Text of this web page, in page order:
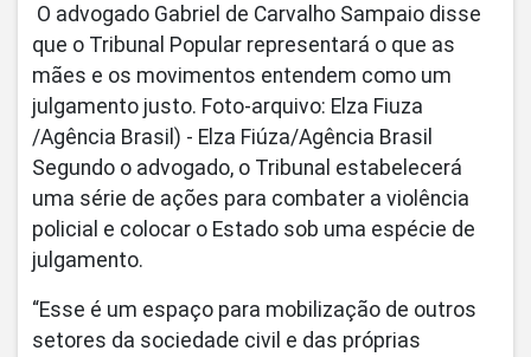
O advogado Gabriel de Carvalho Sampaio disse
que o Tribunal Popular representará o que as
mães e os movimentos entendem como um
julgamento justo. Foto-arquivo: Elza Fiuza
/Agência Brasil) - Elza Fiúza/Agência Brasil
Segundo o advogado, o Tribunal estabelecerá
uma série de ações para combater a violência
policial e colocar o Estado sob uma espécie de
julgamento.
“Esse é um espaço para mobilização de outros
setores da sociedade civil e das próprias